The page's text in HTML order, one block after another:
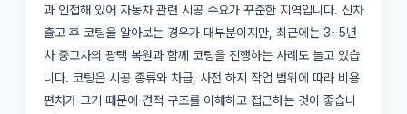
과 인접해 있어 자동차 관련 시공 수요가 꾸준한 지역입니다. 신차
출고 후 코팅을 알아보는 경우가 대부분이지만, 최근에는 3~5년
차 중고차의 광택 복원과 함께 코팅을 진행하는 사례도 늘고 있습
니다. 코팅은 시공 종류와 차급, 사전 하지 작업 범위에 따라 비용
편차가 크기 때문에 견적 구조를 이해하고 접근하는 것이 좋습니